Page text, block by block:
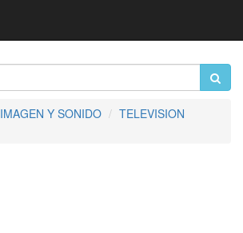
IMAGEN Y SONIDO
TELEVISION